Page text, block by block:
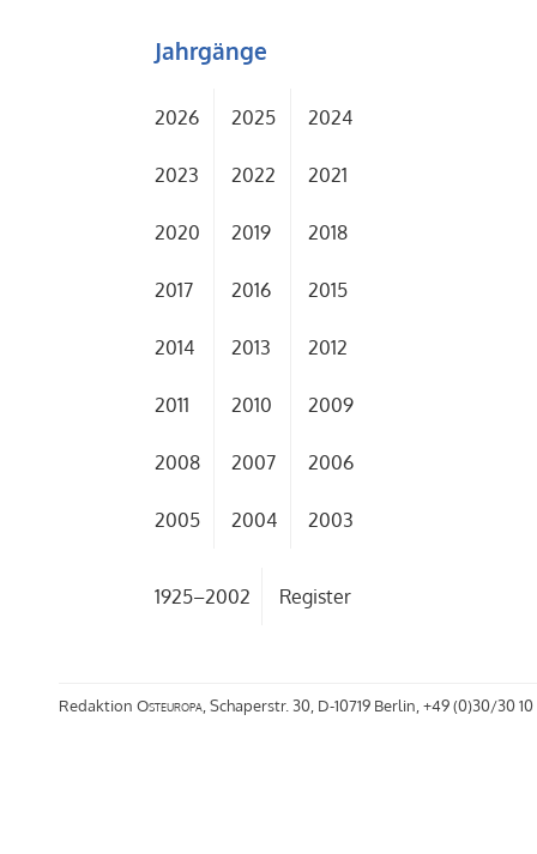
Jahrgänge
2026 2025 2024
2023 2022 2021
2020 2019 2018
2017 2016 2015
2014 2013 2012
2011 2010 2009
2008 2007 2006
2005 2004 2003
1925–2002 Register
Redaktion Osteuropa, Schaperstr. 30, D-10719 Berlin, +49 (0)30/30